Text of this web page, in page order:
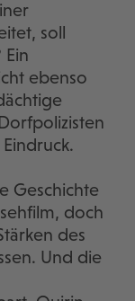
soll
ebenso
Geschichte
doch
des
Und die